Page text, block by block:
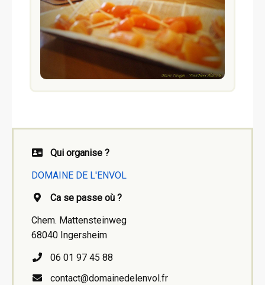
Qui organise ?
DOMAINE DE L'ENVOL
Ca se passe où ?
Chem. Mattensteinweg
68040 Ingersheim
06 01 97 45 88
contact@domainedelenvol.fr